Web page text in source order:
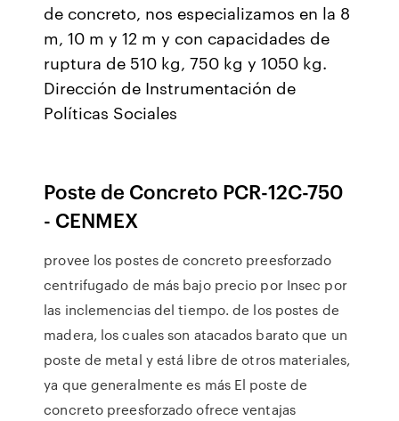
de concreto, nos especializamos en la 8
m, 10 m y 12 m y con capacidades de
ruptura de 510 kg, 750 kg y 1050 kg.
Dirección de Instrumentación de
Políticas Sociales
Poste de Concreto PCR-12C-750
- CENMEX
provee los postes de concreto preesforzado
centrifugado de más bajo precio por Insec por
las inclemencias del tiempo. de los postes de
madera, los cuales son atacados barato que un
poste de metal y está libre de otros materiales,
ya que generalmente es más El poste de
concreto preesforzado ofrece ventajas